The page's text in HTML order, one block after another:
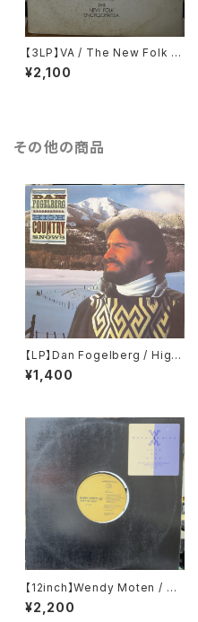
【3LP】VA / The New Folk E
ncyclopaedia = ニュー・フォ
ーク大百科事典
¥2,100
その他の商品
【LP】Dan Fogelberg / High
Country Snows
¥1,400
【12inch】Wendy Moten / St
ep By Step
¥2,200